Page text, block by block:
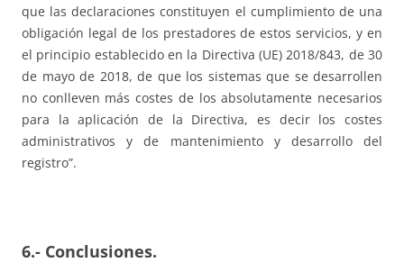
que las declaraciones constituyen el cumplimiento de una
obligación legal de los prestadores de estos servicios, y en
el principio establecido en la Directiva (UE) 2018/843, de 30
de mayo de 2018, de que los sistemas que se desarrollen
no conlleven más costes de los absolutamente necesarios
para la aplicación de la Directiva, es decir los costes
administrativos y de mantenimiento y desarrollo del
registro”.
6.- Conclusiones.